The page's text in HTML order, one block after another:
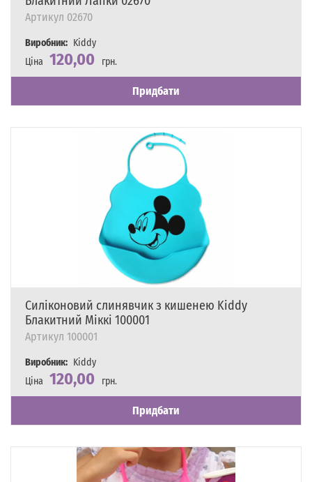
Артикул 02670
Виробник: Kiddy
Ціна 120,00
грн.
Наявність
Є в наявності
Придбати
Силіконовий слинявчик з кишенею Kiddy
Блакитний Міккі 100001
Артикул 100001
Виробник: Kiddy
Ціна 120,00
грн.
Наявність
Є в наявності
Придбати